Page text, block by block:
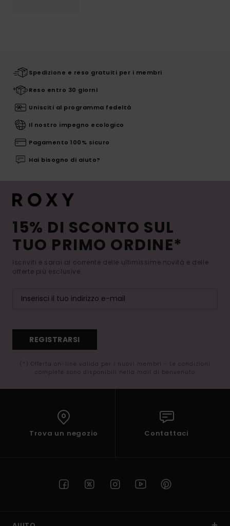
Spedizione e reso gratuiti per i membri
Reso entro 30 giorni
Unisciti al programma fedeltà
Il nostro impegno ecologico
Pagamento 100% sicuro
Hai bisogno di aiuto?
15% DI SCONTO SUL
TUO PRIMO ORDINE*
Iscriviti e sarai al corrente delle ultimissime novità e delle
offerte più esclusive.
REGISTRARSI
(*) Offerta on-line valida per i nuovi membri - Le condizioni
complete sono disponibili nella mail di benvenuto
Trova un negozio Contattaci